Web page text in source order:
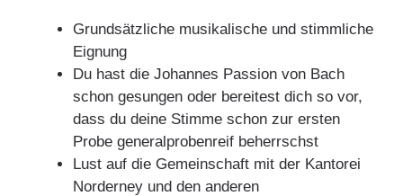
Grundsätzliche musikalische und stimmliche
Eignung
Du hast die Johannes Passion von Bach
schon gesungen oder bereitest dich so vor,
dass du deine Stimme schon zur ersten
Probe generalprobenreif beherrschst
Lust auf die Gemeinschaft mit der Kantorei
Norderney und den anderen